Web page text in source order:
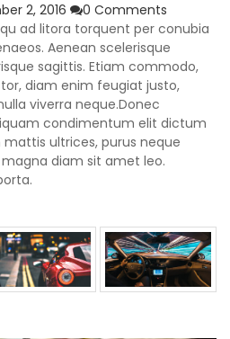
2, 2016
0 Comments
ad litora torquent per conubia
Aenean scelerisque
sagittis. Etiam commodo,
diam enim feugiat justo,
viverra neque.Donec
condimentum elit dictum
mattis ultrices, purus neque
diam sit amet leo.